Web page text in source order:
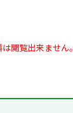
閲覧出来ません。